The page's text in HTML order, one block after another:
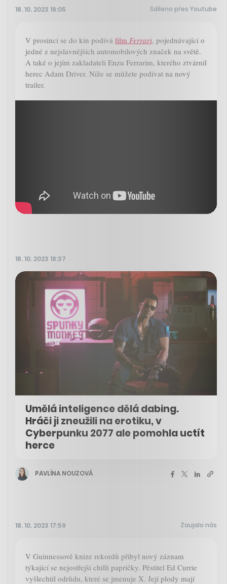
18. 10. 2023 19:05 Sdíleno přes Youtube
V prosinci se do kin podívá film Ferrari, pojednávající o
jedné z nejslavnějších automobilových značek na světě.
A také o jejím zakladateli Enzu Ferrarim, kterého ztvárnil
herec Adam Driver. Níže se můžete podívat na nový
trailer.
18. 10. 2023 18:37
Umělá inteligence dělá dabing.
Hráči ji zneužili na erotiku, v
Cyberpunku 2077 ale pomohla uctít
herce
PAVLÍNA NOUZOVÁ
18. 10. 2023 17:59 Zaujalo nás
V Guinnessově knize rekordů přibyl nový záznam
týkající se nejostřejší chilli papričky. Pěstitel Ed Currie
vyšlechtil odrůdu, které se jmenuje X. Její plody mají